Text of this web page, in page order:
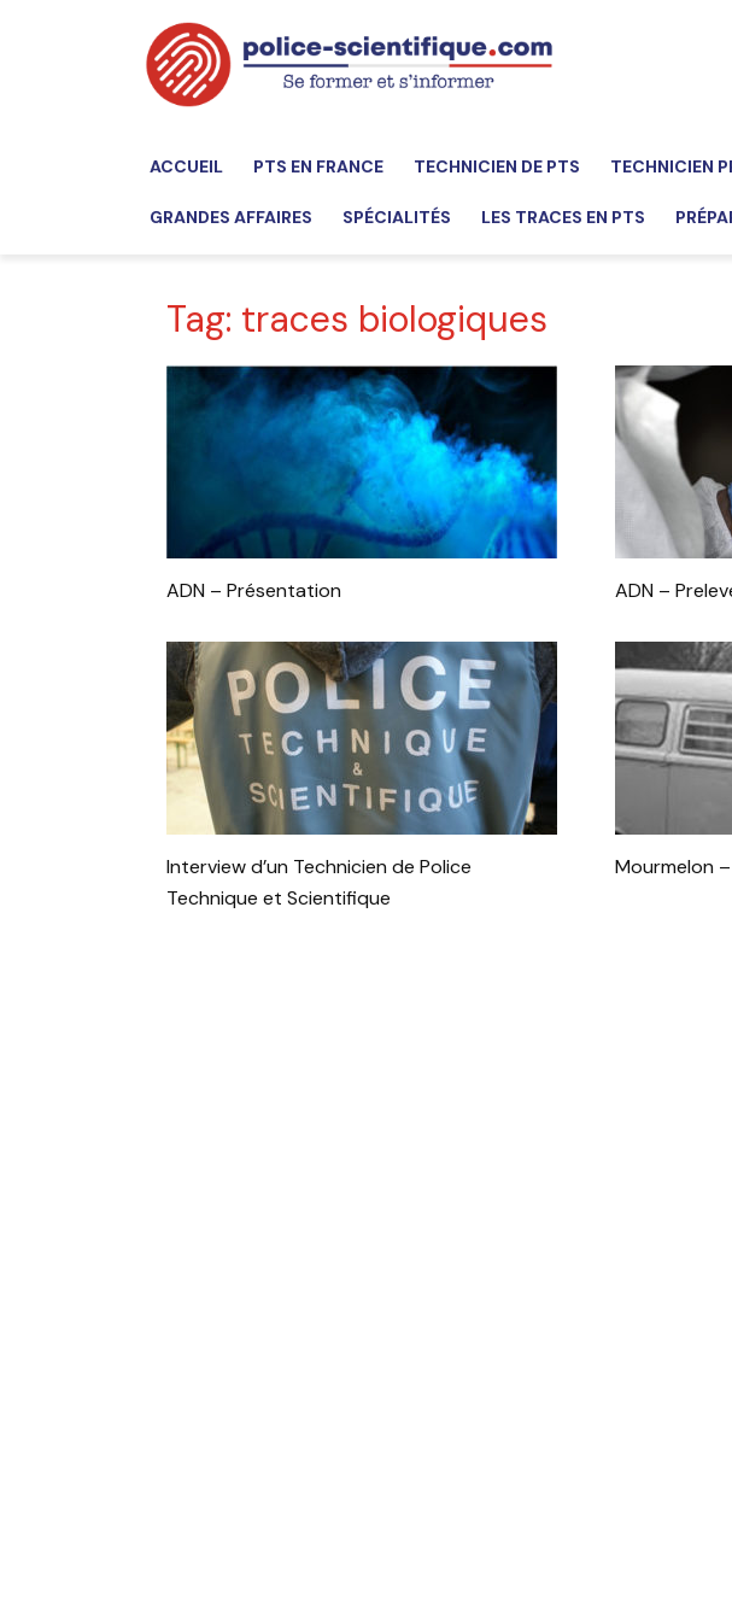
ACCUEIL PTS EN FRANCE TECHNICIEN DE PTS TECHNICIEN
GRANDES AFFAIRES SPÉCIALITÉS LES TRACES EN PTS
Tag: traces biologiques
ADN – Présentation ADN –
Interview d’un Technicien de Police
Technique et Scientifique
Mourmelon